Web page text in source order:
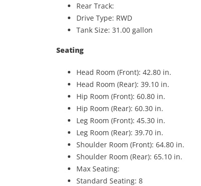
Rear Track:
Drive Type: RWD
Tank Size: 31.00 gallon
Seating
Head Room (Front): 42.80 in.
Head Room (Rear): 39.10 in.
Hip Room (Front): 60.80 in.
Hip Room (Rear): 60.30 in.
Leg Room (Front): 45.30 in.
Leg Room (Rear): 39.70 in.
Shoulder Room (Front): 64.80 in.
Shoulder Room (Rear): 65.10 in.
Max Seating:
Standard Seating: 8